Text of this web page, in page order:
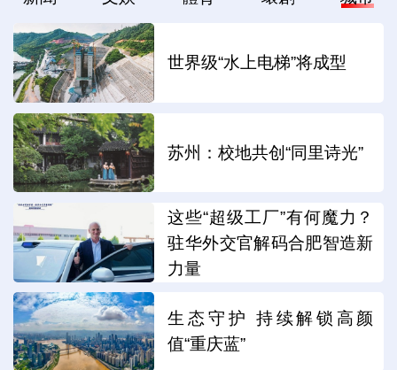
世界级“水上电梯”将成型
苏州：校地共创“同里诗光”
这些“超级工厂”有何魔力？
驻华外交官解码合肥智造新
力量
生态守护 持续解锁高颜
值“重庆蓝”